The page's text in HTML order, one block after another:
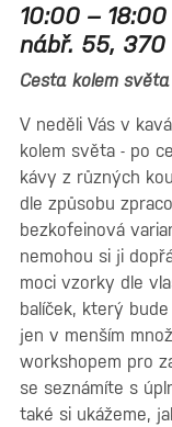
10:00 –
nábř. 55, 370
Cesta kolem
V neděli Vás v
kolem světa - po
kávy z různých
dle způsobu
bezkofeinová
nemohou si ji
moci vzorky dle
balíček, který
jen v menším
workshopem pro
se seznámíte s
také si ukážeme,